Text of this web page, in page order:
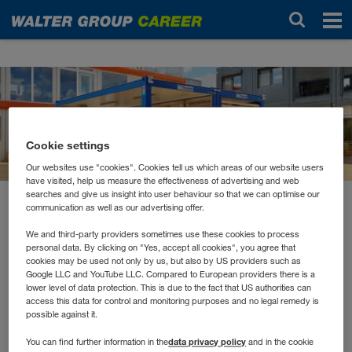
News
Wir wachsen – auch
räumlich
Im Jänner haben wir euch von unserem Bauprojekt, dem
da gibt es noch mehr. Nach der Bürohauserweiterung an
Cookie settings
Our websites use "cookies". Cookies tell us which areas of our website users
have visited, help us measure the effectiveness of advertising and web
searches and give us insight into user behaviour so that we can optimise our
communication as well as our advertising offer.
We and third-party providers sometimes use these cookies to process
personal data. By clicking on "Yes, accept all cookies", you agree that
cookies may be used not only by us, but also by US providers such as
Google LLC and YouTube LLC. Compared to European providers there is a
lower level of data protection. This is due to the fact that US authorities can
access this data for control and monitoring purposes and no legal remedy is
possible against it.
You can find further information in thedata privacy policy and in the cookie